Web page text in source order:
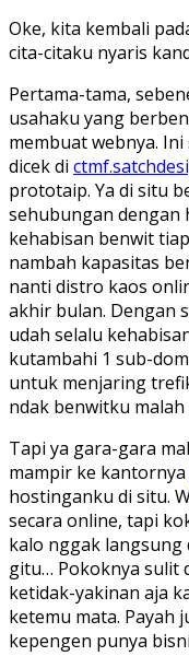
Oke, kita kembali
cita-citaku nyaris
Pertama-tama,
usahaku yang
membuat webnya.
dicek di
prototaip. Ya di situ
sehubungan dengan
kehabisan benwit
nambah kapasitas
nanti distro kaos
akhir bulan. Dengan
udah selalu
kutambahi 1 sub-
untuk menjaring
ndak benwitku
Tapi ya gara-gara
mampir ke kantornya
hostinganku di situ.
secara online, tapi
kalo nggak langsung
gitu… Pokoknya sulit
ketidak-yakinan aja
ketemu mata. Payah
kepengen punya